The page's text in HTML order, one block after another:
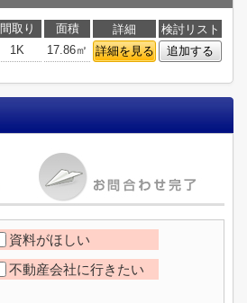
間取り 面積 詳細
検討リスト
1K 17.86㎡ 詳細を見る 追加する
資料がほしい
不動産会社に行きたい